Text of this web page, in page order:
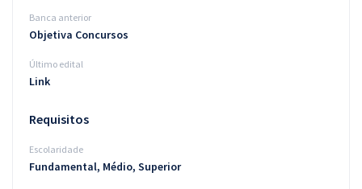
Atendimento
Banca anterior
Objetiva Concursos
Último edital
Link
Requisitos
Escolaridade
Fundamental, Médio, Superior